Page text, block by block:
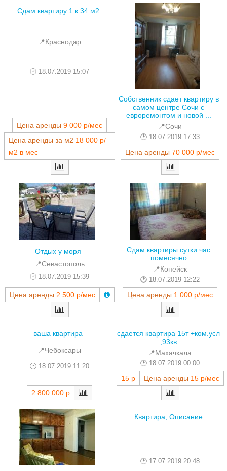
Сдам квартиру 1 к 34 м2
📍Краснодар
18.07.2019 15:07
Цена аренды 9 000 р/мес
Цена аренды за м2 18 000 р/
м2 в мес
Собственник сдает квартиру в
самом центре Сочи с
евроремонтом и новой ...
📍Сочи
18.07.2019 17:33
Цена аренды 70 000 р/мес
Отдых у моря
📍Севастополь
18.07.2019 15:39
Цена аренды 2 500 р/мес
Сдам квартиры сутки час
помесячно
📍Копейск
18.07.2019 12:22
Цена аренды 1 000 р/мес
ваша квартира
📍Чебоксары
18.07.2019 11:20
2 800 000 р
сдается квартира 15т +ком.усл
,93кв
📍Махачкала
18.07.2019 00:00
15 р Цена аренды 15 р/мес
Квартира, Описание
17.07.2019 20:48